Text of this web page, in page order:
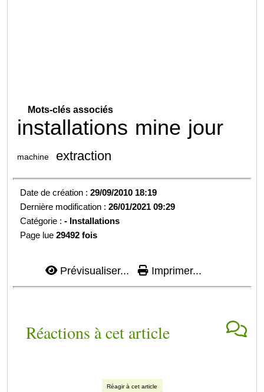
Mots-clés associés
installations mine jour
machine extraction
Date de création :29/09/2010 18:19
Dernière modification :26/01/2021 09:29
Catégorie :- Installations
Page lue29492 fois
Prévisualiser... Imprimer...
Réactions à cet article
Réagir à cet article